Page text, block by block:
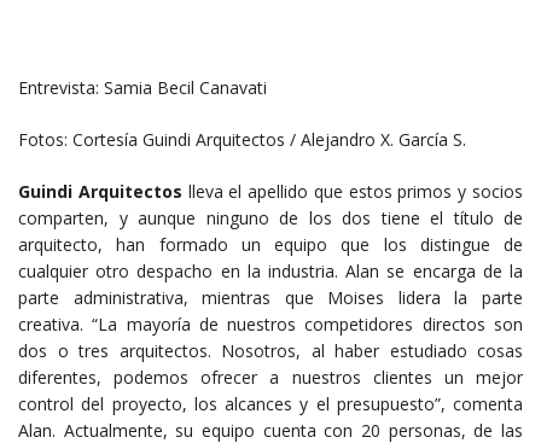
Entrevista: Samia Becil Canavati
Fotos: Cortesía Guindi Arquitectos / Alejandro X. García S.
Guindi Arquitectos lleva el apellido que estos primos y socios
comparten, y aunque ninguno de los dos tiene el título de
arquitecto, han formado un equipo que los distingue de
cualquier otro despacho en la industria. Alan se encarga de la
parte administrativa, mientras que Moises lidera la parte
creativa. “La mayoría de nuestros competidores directos son
dos o tres arquitectos. Nosotros, al haber estudiado cosas
diferentes, podemos ofrecer a nuestros clientes un mejor
control del proyecto, los alcances y el presupuesto”, comenta
Alan. Actualmente, su equipo cuenta con 20 personas, de las